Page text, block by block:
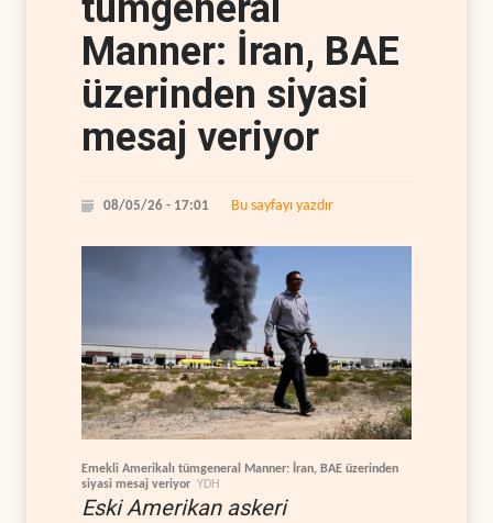
Manner: İran, BAE
üzerinden siyasi
mesaj veriyor
08/05/26 - 17:01 Bu sayfayı yazdır
Emekli Amerikalı tümgeneral Manner: İran, BAE üzerinden
siyasi mesaj veriyor YDH
Eski Amerikan askeri